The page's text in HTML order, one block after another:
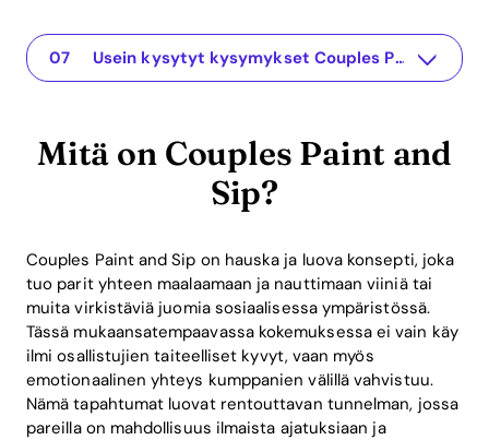
Mitä on Couples Paint and Sip?
The app for your relationship
Kuinka Couples Paint and Sip voi vahvistaa suhteita
Käytännön ohjeet onnistuneeseen Paint and Sip -kokeiluun
Pelillistäminen Paint and Sip -tilanteessa: Leikillinen lähestymistapa suhteiden ylläpitoon
Couples Paint and Sip:n osallistumisen ROI
Usein kysytyt kysymykset Couples Paint and Sip -aiheesta
Mitä on Couples Paint and
Sip?
Couples Paint and Sip on hauska ja luova konsepti, joka
tuo parit yhteen maalaamaan ja nauttimaan viiniä tai
muita virkistäviä juomia sosiaalisessa ympäristössä.
Tässä mukaansatempaavassa kokemuksessa ei vain käy
ilmi osallistujien taiteelliset kyvyt, vaan myös
emotionaalinen yhteys kumppanien välillä vahvistuu.
Nämä tapahtumat luovat rentouttavan tunnelman, jossa
pareilla on mahdollisuus ilmaista ajatuksiaan ja